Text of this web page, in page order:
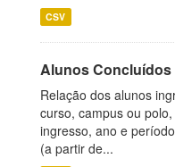
CSV
Alunos Concluídos
Relação dos alunos
curso, campus ou
ingresso, ano e
(a partir de...